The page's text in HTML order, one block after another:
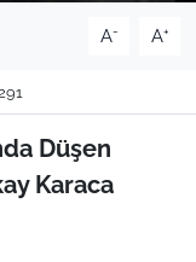
A- A+
Düşen
Karaca